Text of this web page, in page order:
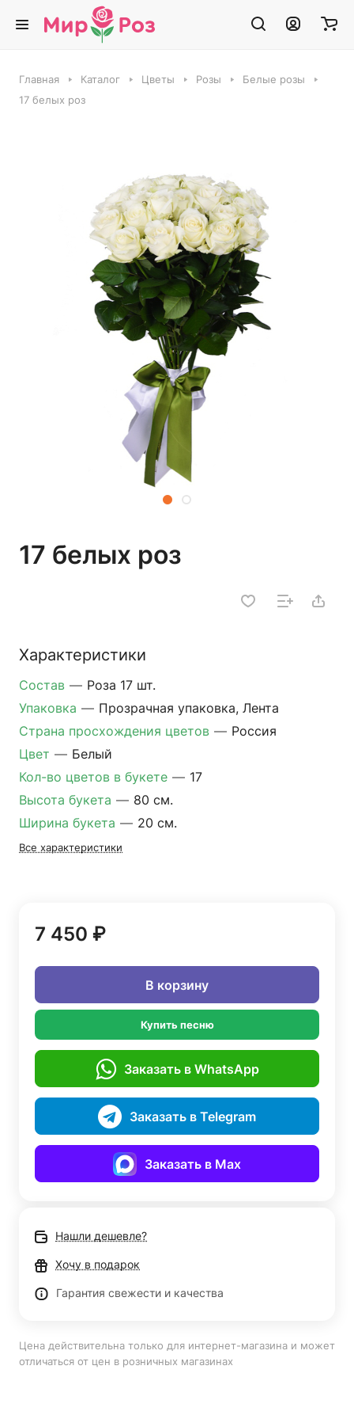
Главная Каталог Цветы Розы
Белые розы
17 белых роз
17 белых роз
Характеристики
Состав — Роза 17 шт.
Упаковка — Прозрачная упаковка, Лента
Страна просхождения цветов — Россия
Цвет — Белый
Кол-во цветов в букете — 17
Высота букета — 80 см.
Ширина букета — 20 см.
Все характеристики
7 450 ₽
В корзину
Купить песню
Заказать в WhatsApp
Заказать в Telegram
Заказать в Max
Нашли дешевле?
Хочу в подарок
Гарантия свежести и качества
Цена действительна только для интернет-магазина и может
отличаться от цен в розничных магазинах